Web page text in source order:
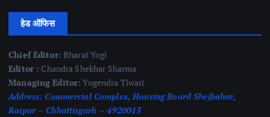
हेड ऑफिस
Chief Editor: Bharat Yogi
Editor : Chandra Shekhar Sharma
Managing Editor: Yogendra Tiwari
Address: Commercial Complex, Housing Board Shejbahar,
Raipur – Chhattisgarh – 4920015